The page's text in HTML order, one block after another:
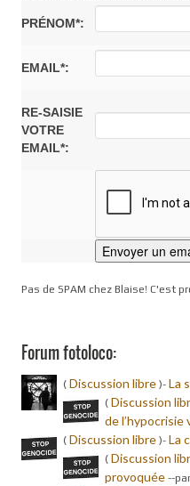
PRÉNOM*:
EMAIL*:
RE-SAISIE
VOTRE
EMAIL*:
Pas de SPAM chez Blaise! C'est
Forum fotoloco:
( Discussion libre )- La
( Discussion
de l’hypocrisie
( Discussion libre )- La
( Discussion
provoquée --